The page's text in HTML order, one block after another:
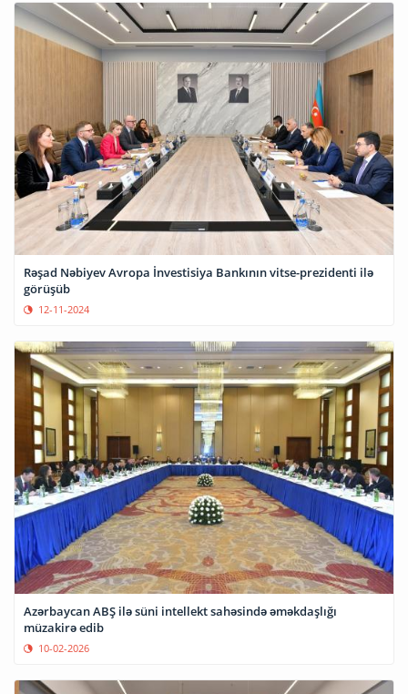
Rəşad Nəbiyev Avropa İnvestisiya Bankının vitse-prezidenti ilə
görüşüb
12-11-2024
Azərbaycan ABŞ ilə süni intellekt sahəsində əməkdaşlığı
müzakirə edib
10-02-2026